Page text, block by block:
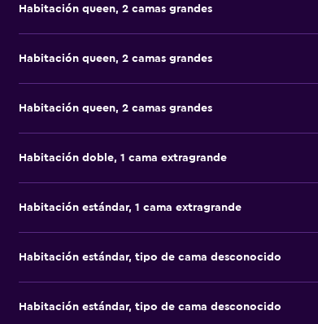
Habitación queen, 2 camas grandes
Habitación queen, 2 camas grandes
Habitación queen, 2 camas grandes
Habitación doble, 1 cama extragrande
Habitación estándar, 1 cama extragrande
Habitación estándar, tipo de cama desconocido
Habitación estándar, tipo de cama desconocido